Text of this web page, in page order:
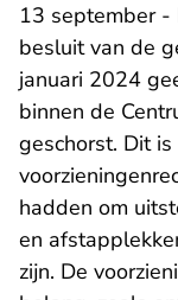
13 september -
besluit van de
januari 2024
binnen de
geschorst. Dit
hadden om
en
zijn. De